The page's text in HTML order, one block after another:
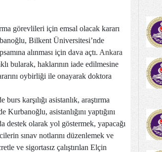
görevlileri için emsal olacak kararı
Bilkent Üniversitesi’nde
alınması için dava açtı. Ankara
bularak, haklarının iade edilmesine
oybirliği ile onayarak doktora
karşılığı asistanlık, araştırma
asistanlığını yaptığını
destek olarak yol göstermek, yapacağı
sınav notlarını düzenlemek ve
ve sigortasız çalıştırılan Elçin